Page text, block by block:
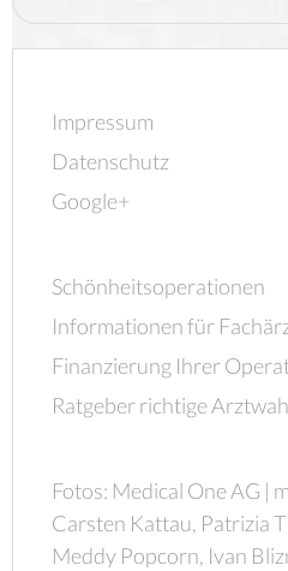
Impressum
Datenschutz
Google+
Schönheitsoperationen
Informationen für
Finanzierung Ihrer
Ratgeber richtige
Fotos: Medical One AG |
Carsten Kattau, Patrizia
Meddy Popcorn, Ivan